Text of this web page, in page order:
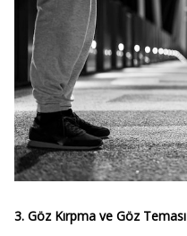
3. Göz Kırpma ve Göz Teması